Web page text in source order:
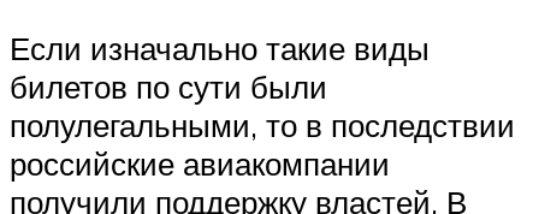
Если изначально такие виды
билетов по сути были
полулегальными, то в последствии
российские авиакомпании
получили поддержку властей. В